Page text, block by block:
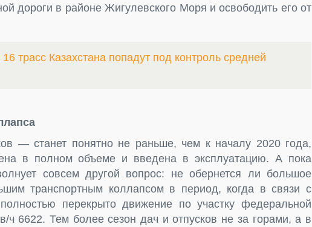
дороги в районе Жигулевского Моря и освободить его от
трасс Казахстана попадут под контроль средней
— станет понятно не раньше, чем к началу 2020 года,
в полном объеме и введена в эксплуатацию. А пока
совсем другой вопрос: не обернется ли большое
транспортным коллапсом в период, когда в связи с
перекрыто движение по участку федеральной
6622. Тем более сезон дач и отпусков не за горами, а в